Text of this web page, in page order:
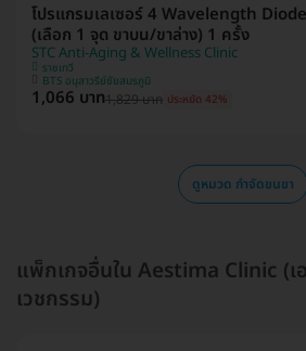
โปรแกรมเลเซอร์ 4 Wavelength
(เลือก 1 จุด ขาบน/ขาล่าง) 1 ครั้ง
STC Anti-Aging & Wellness Clinic
ราชเทวี
BTS อนุสาวรีย์ชัยสมรภูมิ
1,066 บาท1,829 บาท ประหยัด 42%
ดูหมวด กำจัดขนขา
แพ็กเกจอื่นใน Aestima Clinic (
เวชกรรม)